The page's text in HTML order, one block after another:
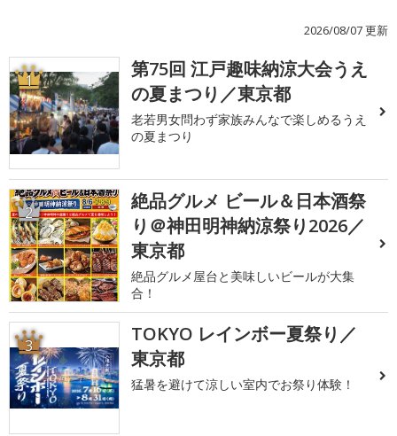
2026/08/07 更新
1
第75回 江戸趣味納涼大会うえ
の夏まつり／東京都
老若男女問わず家族みんなで楽しめるうえ
の夏まつり
2
絶品グルメ ビール＆日本酒祭
り＠神田明神納涼祭り2026／
東京都
絶品グルメ屋台と美味しいビールが大集
合！
3
TOKYO レインボー夏祭り／
東京都
猛暑を避けて涼しい室内でお祭り体験！